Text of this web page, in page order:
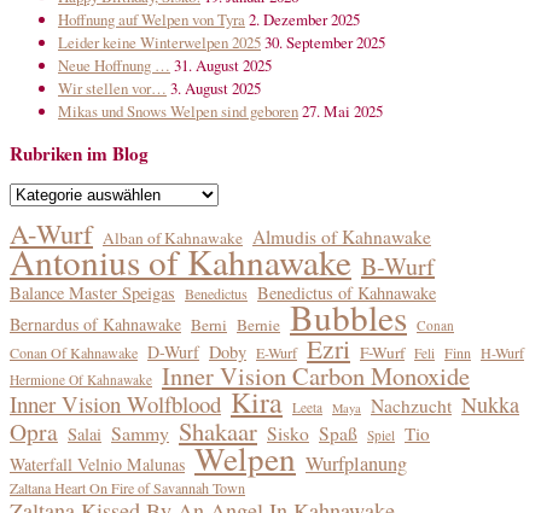
Hoffnung auf Welpen von Tyra2. Dezember 2025
Leider keine Winterwelpen 202530. September 2025
Neue Hoffnung … 31. August 2025
Wir stellen vor… 3. August 2025
Mikas und Snows Welpen sind geboren27. Mai 2025
Rubriken im Blog
Rubriken
Blog
A-Wurf Alban of Kahnawake Almudis of Kahnawake
Antonius of Kahnawake B-Wurf
Balance Master Speigas Benedictus Benedictus of Kahnawake
Bernardus of Kahnawake Berni Bernie Bubbles Conan
Conan Of Kahnawake D-Wurf Doby E-Wurf Ezri F-Wurf Feli Finn H-Wurf
Hermione Of Kahnawake Inner Vision Carbon Monoxide
Inner Vision Wolfblood Kira Leeta Maya Nachzucht Nukka
Opra Salai Sammy Shakaar Sisko Spaß Spiel Tio
Waterfall Velnio Malunas Welpen Wurfplanung
Zaltana Heart On Fire of Savannah Town